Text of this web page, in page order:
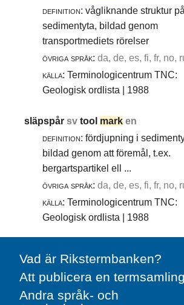
definition: vågliknande struktur på
sedimentyta, bildad genom
transportmediets rörelser
övriga språk: da, de, es, fi, fr, no,
källa: Terminologicentrum TNC:
Geologisk ordlista | 1988
släpspårsvtool mark en
definition: fördjupning i
bildad genom att föremål, t.ex.
bergartspartikel ell ...
övriga språk: da, de, es, fi, fr, no,
källa: Terminologicentrum TNC:
Geologisk ordlista | 1988
Vad är Rikstermbanken?
Att publicera en termsamling
Andra språk- och